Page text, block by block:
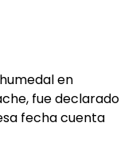
en
fue declarado
fecha cuenta